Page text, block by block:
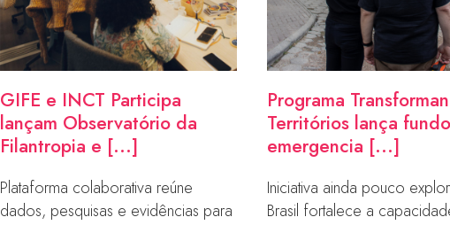
GIFE e INCT Participa
lançam Observatório da
Filantropia e [...]
Plataforma colaborativa reúne
dados, pesquisas e evidências para
Programa
Territórios lança
emergencia [...]
Iniciativa ainda pouco
Brasil fortalece a